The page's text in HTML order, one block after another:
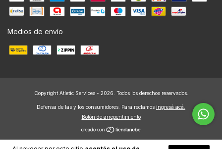
Medios de envío
Copyright Atletic Services - 2026. Todos los derechos reservados.
Defensa de las y los consumidores. Para reclamos ingresá acá.
Botón de arrepentimiento